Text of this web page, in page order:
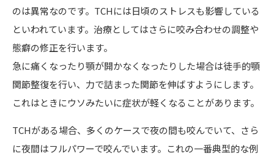
のは異常なのです。TCHには日頃のストレスも影響している
といわれています。治療としてはさらに咬み合わせの調整や
態癖の修正を行います。
急に痛くなったり顎が開かなくなったりした場合は徒手的顎
関節整復を行い、力で詰まった関節を伸ばすようにします。
これはときにウソみたいに症状が軽くなることがあります。
TCHがある場合、多くのケースで夜の間も咬んでいて、さら
に夜間はフルパワーで咬んでいます。これの一番典型的な例